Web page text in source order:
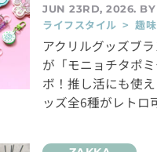
JUN 23RD, 2026. BY
ライフスタイル > 趣味
アクリルグッズブラ
が「モニョチタポ
ボ！推し活にも使
ッズ全6種がレトロ